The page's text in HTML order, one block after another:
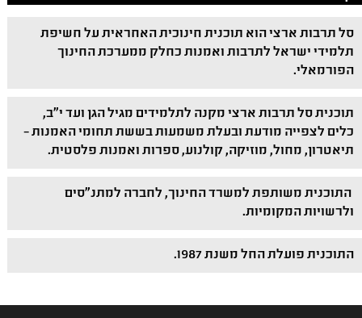
סל תרבות ארצי הוא תוכנית חינוכית האחראית על חשיפת
תלמידי ישראל לתרבות ואמנות כחלק ממערכת החינוך
הפורמאלי.
תוכנית סל תרבות ארצי מקנה לתלמידים מגיל הגן ועד י"ב,
כלים לצפייה מודעת ובעלת משמעות בששת תחומי האמנות –
תיאטרון, מחול, מוזיקה, קולנוע, ספרות ואמנות פלסטית.
התוכנית משותפת למשרד החינוך, לחברה למתנ"סים
ולרשויות המקומיות.
התוכנית פועלת החל משנת 1987.